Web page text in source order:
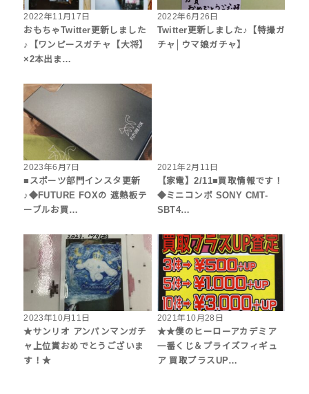
2022年11月17日
おもちゃTwitter更新しました
♪【ワンピースガチャ【大将】
×2本出ま…
2022年6月26日
Twitter更新しました♪【特撮ガ
チャ│ウマ娘ガチャ】
2023年6月7日
■スポーツ部門インスタ更新
♪◆FUTURE FOXの 遮熱板テ
ーブルお買…
2021年2月11日
【家電】2/11■買取情報です！
◆ミニコンポ SONY CMT-
SBT4…
2023年10月11日
★サンリオ アンパンマンガチ
ャ上位賞おめでとうございま
す！★
2021年10月28日
★★僕のヒーローアカデミア
一番くじ＆プライズフィギュ
ア 買取プラスUP…